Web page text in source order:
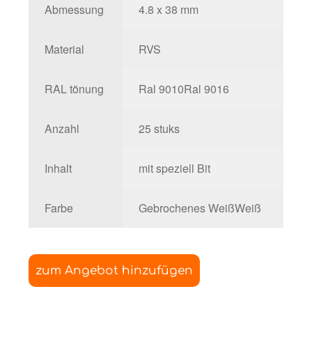
Abmessung 4.8 x 38 mm
Material RVS
RAL tönung Ral 9010Ral 9016
Anzahl 25 stuks
Inhalt mit speziell Bit
Farbe Gebrochenes WeißWeiß
zum Angebot hinzufügen